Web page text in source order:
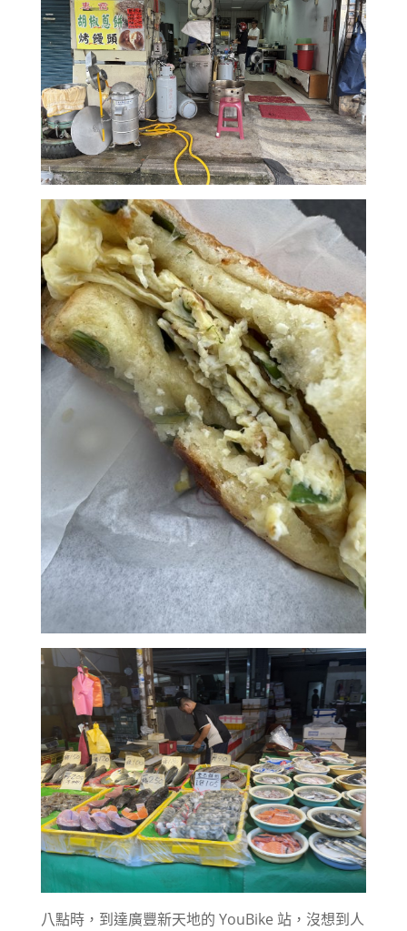
八點時，到達廣豐新天地的 YouBike 站，沒想到人